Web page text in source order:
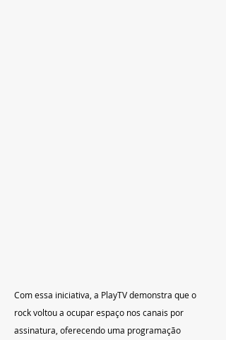
Com essa iniciativa, a PlayTV demonstra que o
rock voltou a ocupar espaço nos canais por
assinatura, oferecendo uma programação